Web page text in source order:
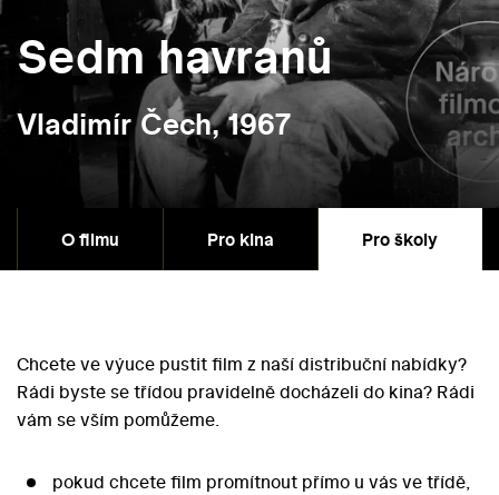
Sedm havranů
Vladimír Čech, 1967
O filmu Pro kina Pro školy
Chcete ve výuce pustit film z naší distribuční nabídky?
Rádi byste se třídou pravidelně docházeli do kina? Rádi
vám se vším pomůžeme.
pokud chcete film promítnout přímo u vás ve třídě,